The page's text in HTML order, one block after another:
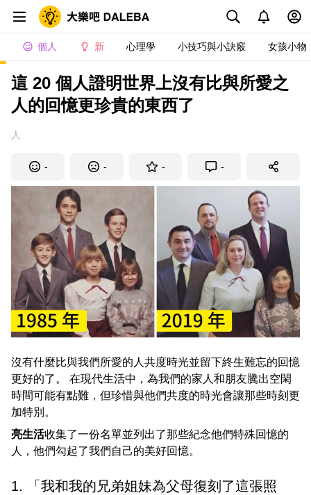
個人 新 心理學 小技巧與小訣竅 女孩小物
這 20 個人證明世界上沒有比與所愛之
人的回憶更珍貴的東西了
人
- - - -
沒有什麼比與我們所愛的人共度時光並留下終生難忘的回憶
更好的了。 在現代生活中，為我們的家人和朋友騰出空閑
時間可能有點難，但珍惜與他們共度的時光會讓那些時刻更
加特別。
亮生活收集了一份名單並列出了那些紀念他們特殊回憶的
人，他們勾起了我們自己的美好回憶。
1. 「我和我的兄弟姐妹為父母復刻了這張照